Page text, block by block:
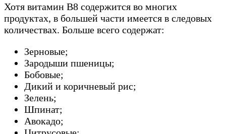
Хотя витамин В8 содержится во многих
продуктах, в большей части имеется в следовых
количествах. Больше всего содержат:
Зерновые;
Зародыши пшеницы;
Бобовые;
Дикий и коричневый рис;
Зелень;
Шпинат;
Авокадо;